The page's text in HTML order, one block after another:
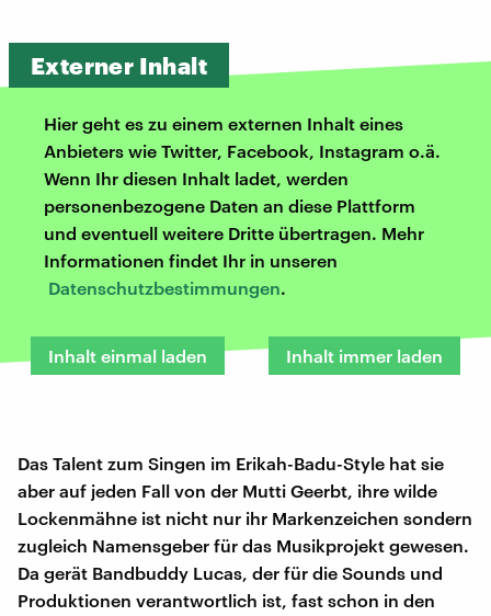
Externer Inhalt
Hier geht es zu einem externen Inhalt eines
Anbieters wie Twitter, Facebook, Instagram o.ä.
Wenn Ihr diesen Inhalt ladet, werden
personenbezogene Daten an diese Plattform
und eventuell weitere Dritte übertragen. Mehr
Informationen findet Ihr in unseren
Datenschutzbestimmungen.
Inhalt einmal laden Inhalt immer laden
Das Talent zum Singen im Erikah-Badu-Style hat sie
aber auf jeden Fall von der Mutti Geerbt, ihre wilde
Lockenmähne ist nicht nur ihr Markenzeichen sondern
zugleich Namensgeber für das Musikprojekt gewesen.
Da gerät Bandbuddy Lucas, der für die Sounds und
Produktionen verantwortlich ist, fast schon in den